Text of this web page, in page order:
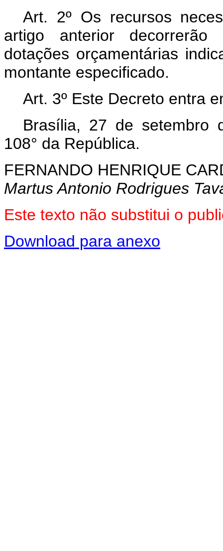
Art. 2º Os recursos
artigo anterior decorrerão
dotações orçamentárias
montante especificado.
Art. 3º Este Decreto entra
Brasília, 27 de setembro
108° da República.
FERNANDO HENRIQUE
Martus Antonio Rodrigues
Este texto não substitui o
Download para anexo